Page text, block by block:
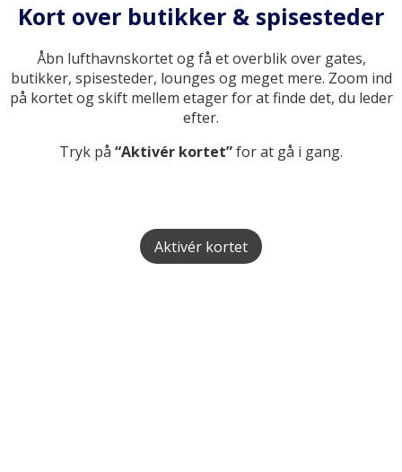
Kort over butikker & spisesteder
Åbn lufthavnskortet og få et overblik over gates,
butikker, spisesteder, lounges og meget mere. Zoom ind
på kortet og skift mellem etager for at finde det, du leder
efter.
Tryk på “Aktivér kortet”for at gå i gang.
Aktivér kortet